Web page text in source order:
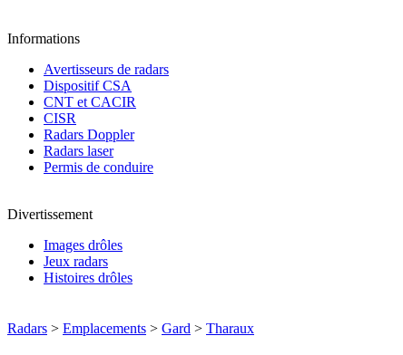
Informations
Avertisseurs de radars
Dispositif CSA
CNT et CACIR
CISR
Radars Doppler
Radars laser
Permis de conduire
Divertissement
Images drôles
Jeux radars
Histoires drôles
Radars > Emplacements > Gard > Tharaux